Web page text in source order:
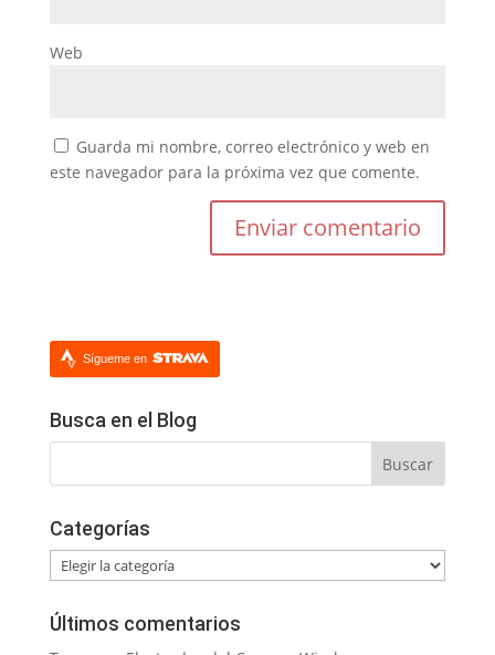
Web
Guarda mi nombre, correo electrónico y web en
este navegador para la próxima vez que comente.
Sígueme en
Busca en el Blog
Categorías
Categorías
Últimos comentarios